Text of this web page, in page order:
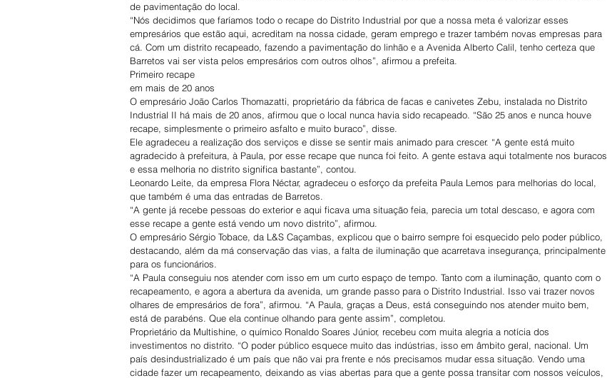
de pavimentação do local.
“Nós decidimos que faríamos todo o recape do Distrito Industrial por que a nossa meta é valorizar esses
empresários que estão aqui, acreditam na nossa cidade, geram emprego e trazer também novas empresas para
cá. Com um distrito recapeado, fazendo a pavimentação do linhão e a Avenida Alberto Calil, tenho certeza que
Barretos vai ser vista pelos empresários com outros olhos”, afirmou a prefeita.
Primeiro recape
em mais de 20 anos
O empresário João Carlos Thomazatti, proprietário da fábrica de facas e canivetes Zebu, instalada no Distrito
Industrial II há mais de 20 anos, afirmou que o local nunca havia sido recapeado. “São 25 anos e nunca houve
recape, simplesmente o primeiro asfalto e muito buraco”, disse.
Ele agradeceu a realização dos serviços e disse se sentir mais animado para crescer. “A gente está muito
agradecido à prefeitura, à Paula, por esse recape que nunca foi feito. A gente estava aqui totalmente nos buracos
e essa melhoria no distrito significa bastante”, contou.
Leonardo Leite, da empresa Flora Néctar, agradeceu o esforço da prefeita Paula Lemos para melhorias do local,
que também é uma das entradas de Barretos.
“A gente já recebe pessoas do exterior e aqui ficava uma situação feia, parecia um total descaso, e agora com
esse recape a gente está vendo um novo distrito”, afirmou.
O empresário Sérgio Tobace, da L&S Caçambas, explicou que o bairro sempre foi esquecido pelo poder público,
destacando, além da má conservação das vias, a falta de iluminação que acarretava insegurança, principalmente
para os funcionários.
“A Paula conseguiu nos atender com isso em um curto espaço de tempo. Tanto com a iluminação, quanto com o
recapeamento, e agora a abertura da avenida, um grande passo para o Distrito Industrial. Isso vai trazer novos
olhares de empresários de fora”, afirmou. “A Paula, graças a Deus, está conseguindo nos atender muito bem,
está de parabéns. Que ela continue olhando para gente assim”, completou.
Proprietário da Multishine, o químico Ronaldo Soares Júnior, recebeu com muita alegria a notícia dos
investimentos no distrito. “O poder público esquece muito das indústrias, isso em âmbito geral, nacional. Um
país desindustrializado é um país que não vai pra frente e nós precisamos mudar essa situação. Vendo uma
cidade fazer um recapeamento, deixando as vias abertas para que a gente possa transitar com nossos veículos,